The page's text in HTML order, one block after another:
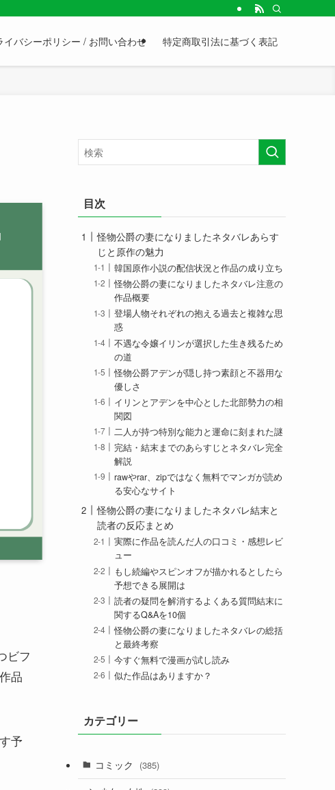
イバシーポリシー / お問い合わせ 特定商取引法に基づく表記
ビフ
品
予
目次
怪物公爵の妻になりましたネタバレあらす
じと原作の魅力
韓国原作小説の配信状況と作品の成り立ち
怪物公爵の妻になりましたネタバレ注意の
作品概要
登場人物それぞれの抱える過去と複雑な思
惑
不遇な令嬢イリンが選択した生き残るため
の道
怪物公爵アデンが隠し持つ素顔と不器用な
優しさ
イリンとアデンを中心とした北部勢力の相
関図
二人が持つ特別な能力と運命に刻まれた謎
完結・結末までのあらすじとネタバレ完全
解説
rawやrar、zipではなく無料でマンガが読め
る安心なサイト
怪物公爵の妻になりましたネタバレ結末と
読者の反応まとめ
実際に作品を読んだ人の口コミ・感想レビ
ュー
もし続編やスピンオフが描かれるとしたら
予想できる展開は
読者の疑問を解消するよくある質問結末に
関するQ&Aを10個
怪物公爵の妻になりましたネタバレの総括
と最終考察
今すぐ無料で漫画が試し読み
似た作品はありますか？
カテゴリー
コミック (385)